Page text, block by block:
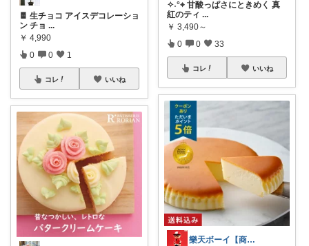
🍫 生チョコ アイスデコレーショ
ン チョ ...
￥ 4,990
0 0 1
コレ いいね
✧˖°⌖ 甘酸っぱさにときめく 真
紅のティ ...
￥ 3,490～
0 0 33
コレ いいね
樂天ボーイ【商品紹介】